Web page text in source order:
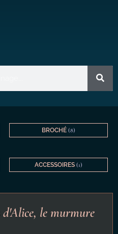
BROCHÉ (8)
ACCESSOIRES (1)
d'Alice, le murmure